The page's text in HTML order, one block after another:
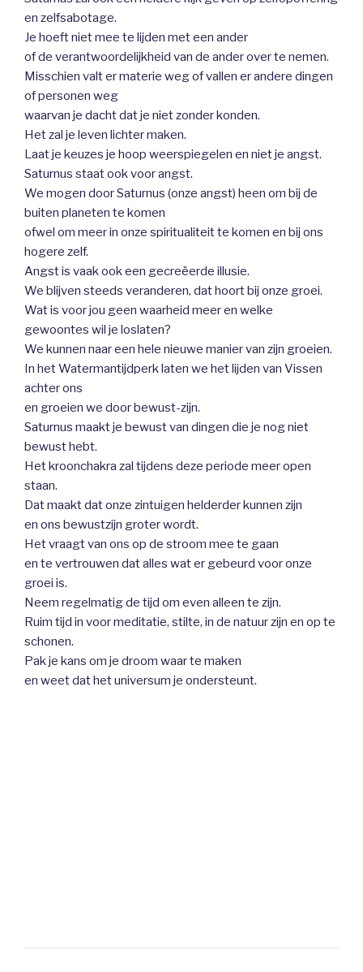
en zelfsabotage.
Je hoeft niet mee te lijden met een ander
of de verantwoordelijkheid van de ander over te nemen.
Misschien valt er materie weg of vallen er andere dingen
of personen weg
waarvan je dacht dat je niet zonder konden.
Het zal je leven lichter maken.
Laat je keuzes je hoop weerspiegelen en niet je angst.
Saturnus staat ook voor angst.
We mogen door Saturnus (onze angst) heen om bij de
buiten planeten te komen
ofwel om meer in onze spiritualiteit te komen en bij ons
hogere zelf.
Angst is vaak ook een gecreëerde illusie.
We blijven steeds veranderen, dat hoort bij onze groei.
Wat is voor jou geen waarheid meer en welke
gewoontes wil je loslaten?
We kunnen naar een hele nieuwe manier van zijn groeien.
In het Watermantijdperk laten we het lijden van Vissen
achter ons
en groeien we door bewust-zijn.
Saturnus maakt je bewust van dingen die je nog niet
bewust hebt.
Het kroonchakra zal tijdens deze periode meer open
staan.
Dat maakt dat onze zintuigen helderder kunnen zijn
en ons bewustzijn groter wordt.
Het vraagt van ons op de stroom mee te gaan
en te vertrouwen dat alles wat er gebeurd voor onze
groei is.
Neem regelmatig de tijd om even alleen te zijn.
Ruim tijd in voor meditatie, stilte, in de natuur zijn en op te
schonen.
Pak je kans om je droom waar te maken
en weet dat het universum je ondersteunt.